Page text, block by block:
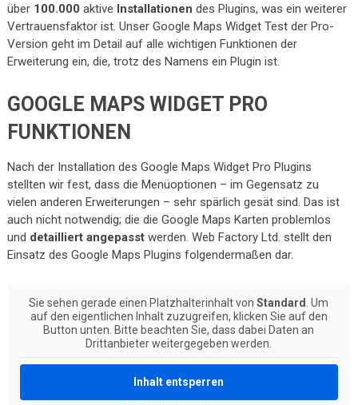
über 100.000 aktive Installationen des Plugins, was ein weiterer
Vertrauensfaktor ist. Unser Google Maps Widget Test der Pro-
Version geht im Detail auf alle wichtigen Funktionen der
Erweiterung ein, die, trotz des Namens ein Plugin ist.
GOOGLE MAPS WIDGET PRO
FUNKTIONEN
Nach der Installation des Google Maps Widget Pro Plugins
stellten wir fest, dass die Menüoptionen – im Gegensatz zu
vielen anderen Erweiterungen – sehr spärlich gesät sind. Das ist
auch nicht notwendig; die die Google Maps Karten problemlos
und detailliert angepasstwerden. Web Factory Ltd. stellt den
Einsatz des Google Maps Plugins folgendermaßen dar.
Sie sehen gerade einen Platzhalterinhalt vonStandard . Um
auf den eigentlichen Inhalt zuzugreifen, klicken Sie auf den
Button unten. Bitte beachten Sie, dass dabei Daten an
Drittanbieter weitergegeben werden.
Inhalt entsperren